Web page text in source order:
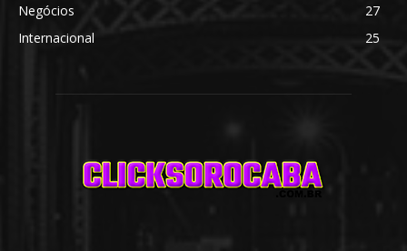
Negócios
27
Internacional
25